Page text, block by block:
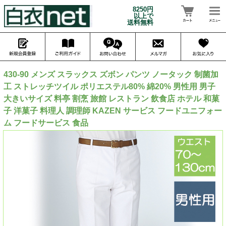
8250円
以上で
送料無料
430-90 メンズ スラックス ズボン パンツ ノータック 制菌加
工 ストレッチツイル ポリエステル80% 綿20% 男性用 男子
大きいサイズ 料亭 割烹 旅館 レストラン 飲食店 ホテル 和菓
子 洋菓子 料理人 調理師 KAZEN サービス フードユニフォー
ム フードサービス 食品